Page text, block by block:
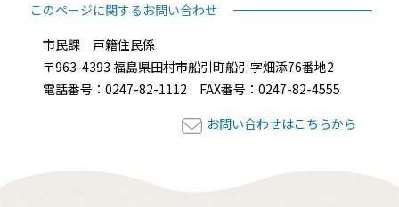
このページに関するお問い合わせ
市民課 戸籍住民係
〒963-4393 福島県田村市船引町船引字畑添76番地2
電話番号：0247-82-1112 FAX番号：0247-82-4555
お問い合わせはこちらから